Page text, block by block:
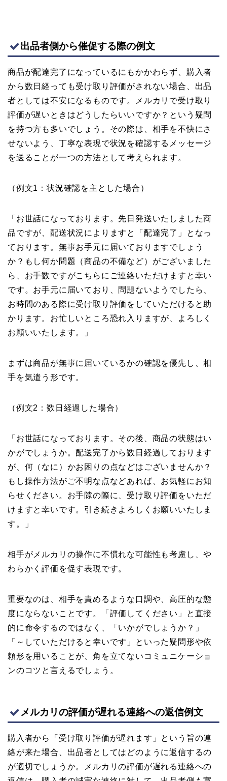
出品者側から催促する際の例文
商品が配達完了になっているにもかかわらず、購入者
から数日経っても受け取り評価がされない場合、出品
者としては不安になるものです。メルカリで受け取り
評価が遅いときはどうしたらいいですか？という疑問
を持つ方も多いでしょう。その際は、相手を不快にさ
せないよう、丁寧な表現で状況を確認するメッセージ
を送ることが一つの方法として考えられます。
（例文1：状況確認を主とした場合）
「お世話になっております。先日発送いたしました商
品ですが、配送状況によりますと「配達完了」となっ
ております。無事お手元に届いておりますでしょう
か？もし何か問題（商品の不備など）がございました
ら、お手数ですがこちらにご連絡いただけますと幸い
です。お手元に届いており、問題ないようでしたら、
お時間のある際に受け取り評価をしていただけると助
かります。お忙しいところ恐れ入りますが、よろしく
お願いいたします。」
まずは商品が無事に届いているかの確認を優先し、相
手を気遣う形です。
（例文2：数日経過した場合）
「お世話になっております。その後、商品の状態はい
かがでしょうか。配送完了から数日経過しております
が、何（なに）かお困りの点などはございませんか？
もし操作方法がご不明な点などあれば、お気軽にお知
らせください。お手隙の際に、受け取り評価をいただ
けますと幸いです。引き続きよろしくお願いいたしま
す。」
相手がメルカリの操作に不慣れな可能性も考慮し、や
わらかく評価を促す表現です。
重要なのは、相手を責めるような口調や、高圧的な態
度にならないことです。「評価してください」と直接
的に命令するのではなく、「いかがでしょうか？」
「～していただけると幸いです」といった疑問形や依
頼形を用いることが、角を立てないコミュニケーショ
ンのコツと言えるでしょう。
メルカリの評価が遅れる連絡への返信例文
購入者から「受け取り評価が遅れます」という旨の連
絡が来た場合、出品者としてはどのように返信するの
が適切でしょうか。メルカリの評価が遅れる連絡への